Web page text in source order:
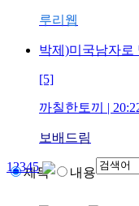
루리웹
박제)미국남자로
[5]
까칠한토끼 |
보배드림
12345
제목 내용